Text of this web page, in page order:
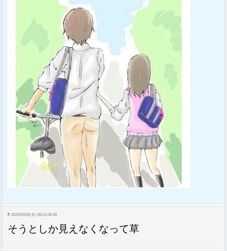
7: 2025/05/08(木) 08:21:08.49
そうとしか見えなくなって草